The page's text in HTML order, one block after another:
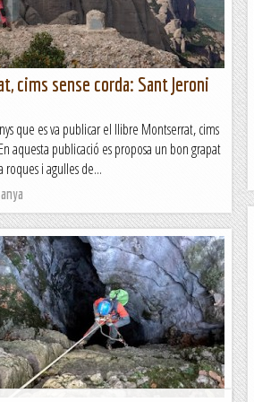
cims sense corda: Sant Jeroni
que es va publicar el llibre Montserrat, cims
aquesta publicació es proposa un bon grapat
roques i agulles de...